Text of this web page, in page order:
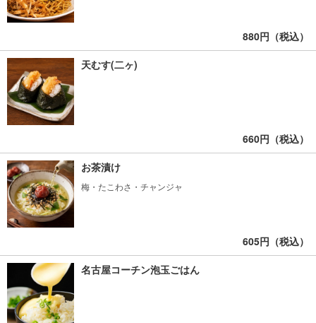
880円（税込）
天むす(二ヶ)
660円（税込）
お茶漬け
梅・たこわさ・チャンジャ
605円（税込）
名古屋コーチン泡玉ごはん